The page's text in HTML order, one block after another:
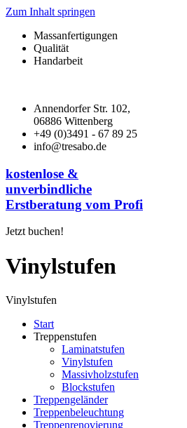
Zum Inhalt springen
Massanfertigungen
Qualität
Handarbeit
Annendorfer Str. 102,
06886 Wittenberg
+49 (0)3491 - 67 89 25
info@tresabo.de
kostenlose &
unverbindliche
Erstberatung vom Profi
Jetzt buchen!
Vinylstufen
Vinylstufen
Start
Treppenstufen
Laminatstufen
Vinylstufen
Massivholzstufen
Blockstufen
Treppengeländer
Treppenbeleuchtung
Treppenrenovierung